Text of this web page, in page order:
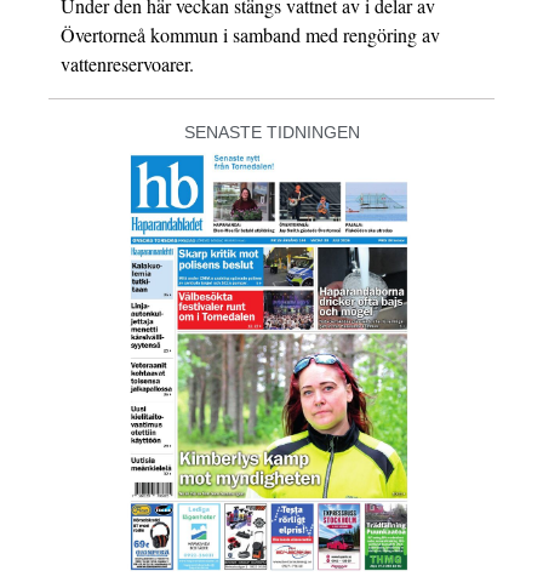
Under den här veckan stängs vattnet av i delar av
Övertorneå kommun i samband med rengöring av
vattenreservoarer.
SENASTE TIDNINGEN